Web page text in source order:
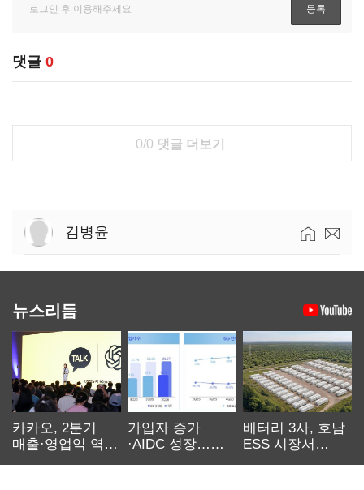
댓글 0
0/0 댓글 더보기
김병윤
뉴스리듬
카카오, 2분기
매출·영업익 역대
가입자 증가
·AIDC 성장…
배터리 3사, 호남
ESS 시장서